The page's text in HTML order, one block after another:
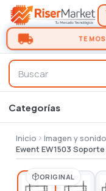
Inicio Imagen y sonido
Ewent EW1503
ORIGINAL